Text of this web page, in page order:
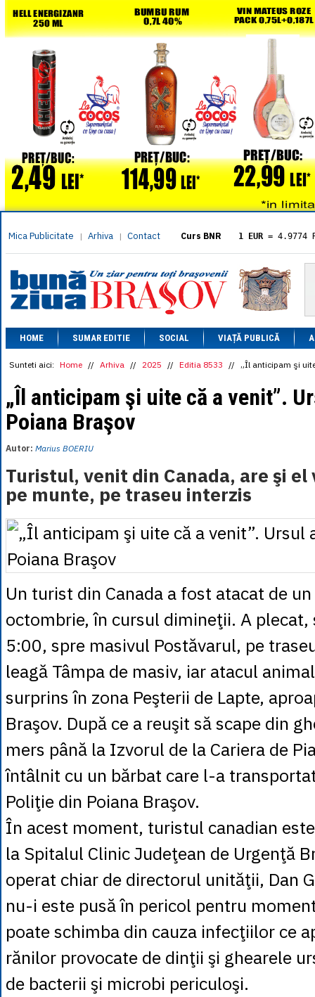
Mica Publicitate | Arhiva | Contact Curs BNR 1 EUR = 4.9774
= 5.8304
1 XAU= 464.4611
1 AED= 1.1933
1 AUD= 2.7957
1 BGN= 2.5449
1 CAD= 3.1559
1 CHF= 5.2813
1 CNY= 0.6015
1 DKK= 0.6668
1 EGP
= 0.0860
1 MXN= 0.2227
1 NOK
= 0.4191
1 NZD
1 RSD
= 0.0425
1 RUB
= 0.0530
1 XDR= 5.9383
HOME SUMAR EDITIE SOCIAL VIAȚĂ PUBLICĂ
Sunteti aici: Home // Arhiva // 2025 // Editia 8533 // „Îl anticipam şi
„Îl anticipam şi uite că a venit”.
Poiana Braşov
Autor: Marius BOERIU
Turistul, venit din Canada, are şi
pe munte, pe traseu interzis
Un turist din Canada a fost atacat de
octombrie, în cursul dimineţii. A plecat,
5:00, spre masivul Postăvarul, pe
leagă Tâmpa de masiv, iar atacul
surprins în zona Peşterii de Lapte,
Braşov. După ce a reuşit să scape din
mers până la Izvorul de la Cariera de
întâlnit cu un bărbat care l-a
Poliţie din Poiana Braşov.
În acest moment, turistul canadian
la Spitalul Clinic Judeţean de Urgenţă
operat chiar de directorul unităţii, Dan
nu-i este pusă în pericol pentru
poate schimba din cauza infecţiilor ce
rănilor provocate de dinţii şi ghearele
de bacterii şi microbi periculoşi.